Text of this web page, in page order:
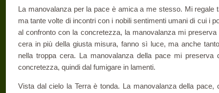
La manovalanza per la pace è amica a me stesso. Mi regale
ma tante volte di incontri con i nobili sentimenti umani di cui i
al confronto con la concretezza, la manovalanza mi
cera in più della giusta misura, fanno sì luce, ma anche
nella troppa cera. La manovalanza della pace mi preserva
concretezza, quindi dal fumigare in lamenti.
Vista dal cielo la Terra è tonda. La manovalanza della pace,